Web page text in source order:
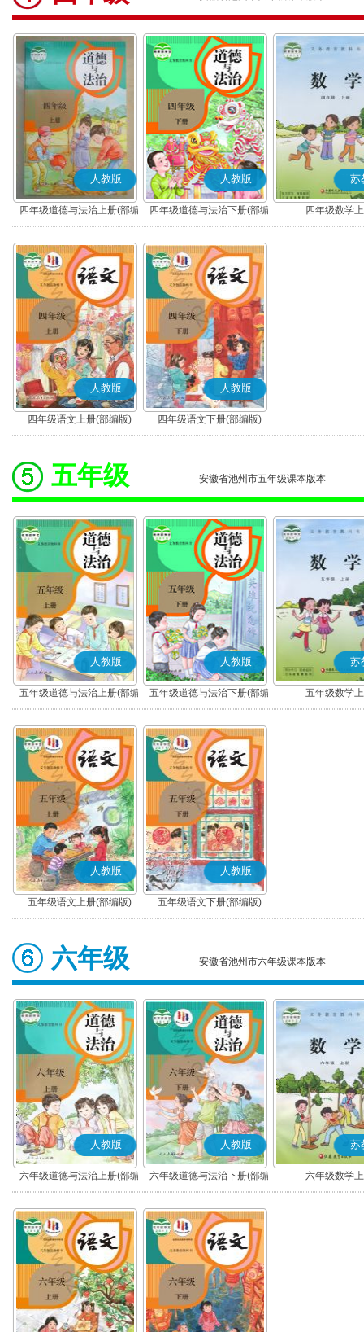
人教版
四年级道德与法治上册(部编
版)
人教版
四年级道德与法治下册(部编
版)
苏
四年级数学
人教版
四年级语文上册(部编版)
人教版
四年级语文下册(部编版)
五年级 安徽省池州市五年级课本版本
人教版
五年级道德与法治上册(部编
版)
人教版
五年级道德与法治下册(部编
版)
苏
五年级数学
人教版
五年级语文上册(部编版)
人教版
五年级语文下册(部编版)
六年级 安徽省池州市六年级课本版本
人教版
六年级道德与法治上册(部编
版)
人教版
六年级道德与法治下册(部编
版)
苏
六年级数学